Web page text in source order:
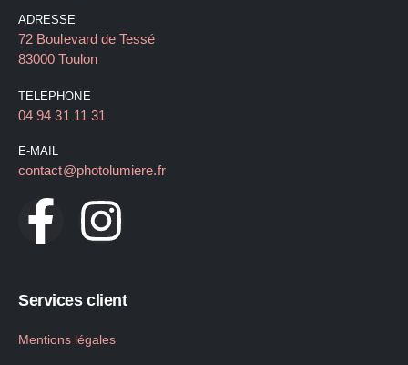
ADRESSE
72 Boulevard de Tessé
83000 Toulon
TELEPHONE
04 94 31 11 31
E-MAIL
contact@photolumiere.fr
Services client
Mentions légales